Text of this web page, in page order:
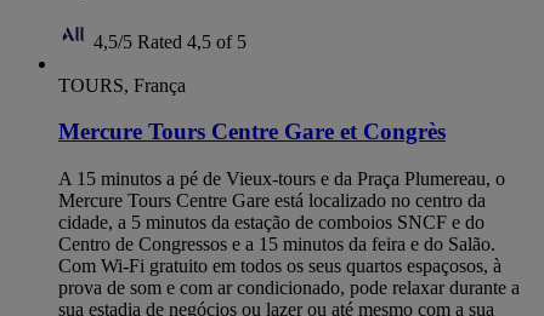
4,5/5 Rated 4,5 of 5
TOURS, França
Mercure Tours Centre Gare et Congrès
A 15 minutos a pé de Vieux-tours e da Praça Plumereau, o
Mercure Tours Centre Gare está localizado no centro da
cidade, a 5 minutos da estação de comboios SNCF e do
Centro de Congressos e a 15 minutos da feira e do Salão.
Com Wi-Fi gratuito em todos os seus quartos espaçosos, à
prova de som e com ar condicionado, pode relaxar durante a
sua estadia de negócios ou lazer ou até mesmo com a sua